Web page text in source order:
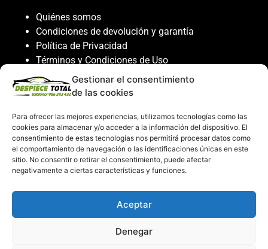
Gestionar el consentimiento
de las cookies
Para ofrecer las mejores experiencias, utilizamos tecnologías como las
cookies para almacenar y/o acceder a la información del dispositivo. El
consentimiento de estas tecnologías nos permitirá procesar datos como
el comportamiento de navegación o las identificaciones únicas en este
sitio. No consentir o retirar el consentimiento, puede afectar
negativamente a ciertas características y funciones.
Aceptar
Denegar
Quiénes somos
Condiciones de devolución y garantía
Política de Privacidad
Términos y Condiciones de Uso
Política de Cookies
Servicio al cliente
Contacto
986 243 432
608 867 074
recambiosdespiecetotal@gmail.com
Mi cuenta
Mi Cuenta